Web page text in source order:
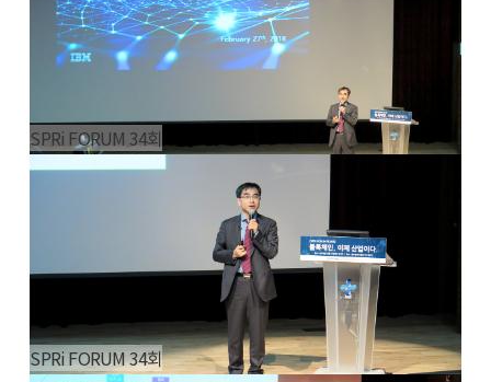
SPRi FORUM 34회
SPRi FORUM 34회